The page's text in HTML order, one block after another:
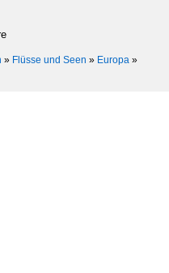
» Flüsse und Seen » Europa »